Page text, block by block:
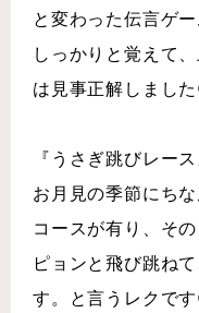
と変わった伝言ゲ
しっかりと覚えて
は見事正解しました
『うさぎ跳びレース
お月見の季節にち
コースが有り、そ
ピョンと飛び跳ね
す。と言うレクで